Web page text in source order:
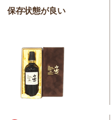
保存状態が良い